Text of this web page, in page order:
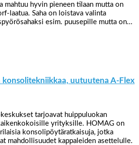
mahtuu hyvin pieneen tilaan mutta on
laatua. Saha on loistava valinta
esim. puusepille mutta on…
konsolitekniikkaa, uutuutena A-Flex
tarjoavat huippuluokan
yrityksille. HOMAG on
​​konsolipöytäratkaisuja, jotka
mahdollisuudet kappaleiden asettelulle.